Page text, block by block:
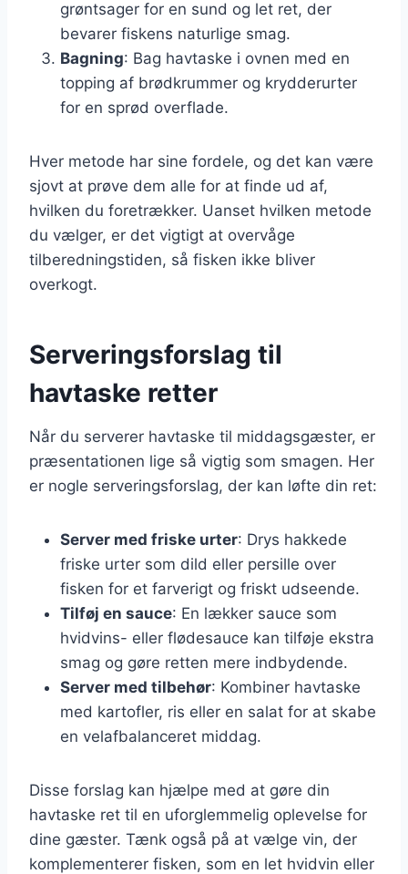
grøntsager for en sund og let ret, der
bevarer fiskens naturlige smag.
Bagning: Bag havtaske i ovnen med en
topping af brødkrummer og krydderurter
for en sprød overflade.
Hver metode har sine fordele, og det kan være
sjovt at prøve dem alle for at finde ud af,
hvilken du foretrækker. Uanset hvilken metode
du vælger, er det vigtigt at overvåge
tilberedningstiden, så fisken ikke bliver
overkogt.
Serveringsforslag til
havtaske retter
Når du serverer havtaske til middagsgæster, er
præsentationen lige så vigtig som smagen. Her
er nogle serveringsforslag, der kan løfte din ret:
Server med friske urter: Drys hakkede
friske urter som dild eller persille over
fisken for et farverigt og friskt udseende.
Tilføj en sauce: En lækker sauce som
hvidvins- eller flødesauce kan tilføje ekstra
smag og gøre retten mere indbydende.
Server med tilbehør: Kombiner havtaske
med kartofler, ris eller en salat for at skabe
en velafbalanceret middag.
Disse forslag kan hjælpe med at gøre din
havtaske ret til en uforglemmelig oplevelse for
dine gæster. Tænk også på at vælge vin, der
komplementerer fisken, som en let hvidvin eller